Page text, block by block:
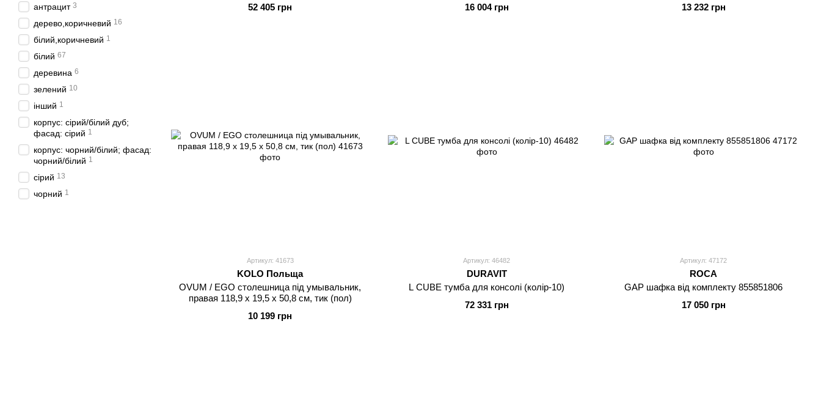
52 405 грн
16 004 грн
13 232 грн
Артикул: 41673
KOLO Польща
OVUM / EGO столешница під умывальник,
правая 118,9 x 19,5 x 50,8 см, тик (пол)
10 199 грн
Артикул: 46482
DURAVIT
L CUBE тумба для консолі (колір-10)
72 331 грн
Артикул: 47172
ROCA
GAP шафка від комплекту 855851806
17 050 грн
антрацит 3
дерево,коричневий 16
білий,коричневий 1
білий 67
деревина 6
зелений 10
інший 1
корпус: сірий/білий дуб;
фасад: сірий 1
корпус: чорний/білий; фасад:
чорний/білий 1
сірий 13
чорний 1